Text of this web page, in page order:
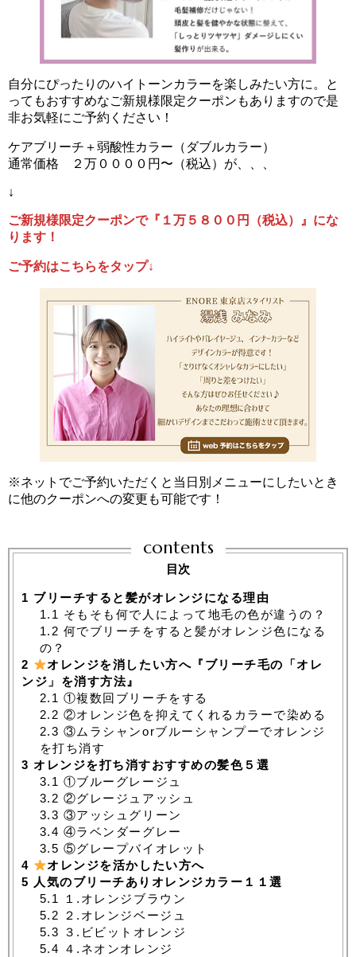
自分にぴったりのハイトーンカラーを楽しみたい方に。と
ってもおすすめなご新規様限定クーポンもありますので是
非お気軽にご予約ください！
ケアブリーチ＋弱酸性カラー（ダブルカラー）
通常価格 ２万００００円〜（税込）が、、、
↓
ご新規様限定クーポンで『１万５８００円（税込）』にな
ります！
ご予約はこちらをタップ↓
※ネットでご予約いただくと当日別メニューにしたいとき
に他のクーポンへの変更も可能です！
contents
目次
1 ブリーチすると髪がオレンジになる理由
1.1 そもそも何で人によって地毛の色が違うの？
1.2 何でブリーチをすると髪がオレンジ色になる
の？
2
オレンジを消したい方へ『ブリーチ毛の「オレ
ンジ」を消す方法』
2.1 ①複数回ブリーチをする
2.2 ②オレンジ色を抑えてくれるカラーで染める
2.3 ③ムラシャンorブルーシャンプーでオレンジ
を打ち消す
3 オレンジを打ち消すおすすめの髪色５選
3.1 ①ブルーグレージュ
3.2 ②グレージュアッシュ
3.3 ③アッシュグリーン
3.4 ④ラベンダーグレー
3.5 ⑤グレープバイオレット
4
オレンジを活かしたい方へ
5 人気のブリーチありオレンジカラー１１選
5.1
１.オレンジブラウン
5.2 ２.オレンジベージュ
5.3 ３.ビビットオレンジ
5.4 ４.ネオンオレンジ